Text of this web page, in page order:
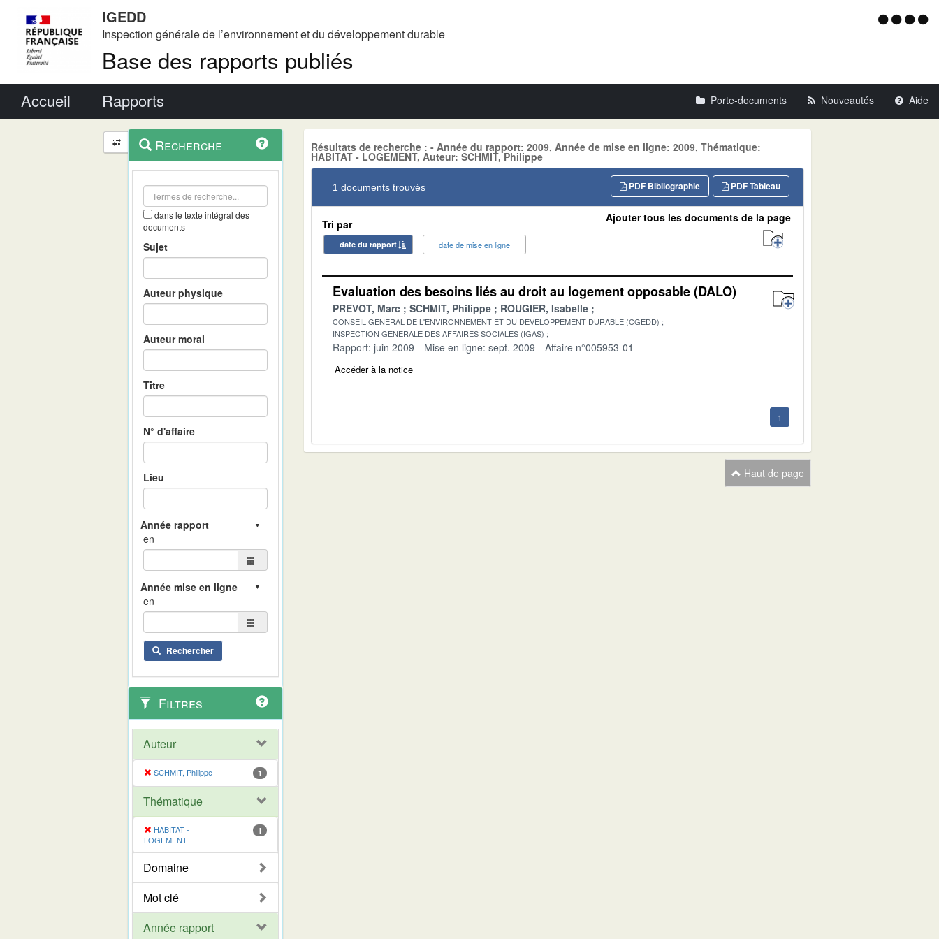
IGEDD
Inspection générale de l’environnement et du développement durable
Base des rapports publiés
Menu
Accueil Rapports Porte-documents Nouveautés Aide
Navigation
et
outils
contextuel
Recherche
dans le texte intégral des
documents
Sujet
Auteur physique
Auteur moral
Titre
N° d'affaire
Lieu
en
en
Rechercher
Filtres
Auteur
SCHMIT, Philippe 1
Thématique
HABITAT -
LOGEMENT
1
Domaine
Mot clé
Année rapport
Résultats de recherche : - Année du rapport: 2009, Année de mise en ligne: 2009, Thématique:
HABITAT - LOGEMENT, Auteur: SCHMIT, Philippe
1 documents trouvés PDF Tableau
PDF Bibliographie
Tri par
date du rapport date de mise en ligne
Ajouter tous les documents de la page
Evaluation des besoins liés au droit au logement opposable (DALO)
PREVOT, Marc SCHMIT, Philippe ROUGIER, Isabelle
CONSEIL GENERAL DE L'ENVIRONNEMENT ET DU DEVELOPPEMENT DURABLE (CGEDD)
INSPECTION GENERALE DES AFFAIRES SOCIALES (IGAS)
Rapport: juin 2009 Mise en ligne: sept. 2009 Affaire n°005953-01
Accéder à la notice
1
Haut de page